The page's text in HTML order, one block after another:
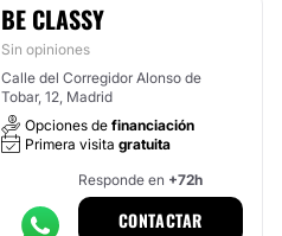
BE CLASSY
Sin opiniones
Calle del Corregidor Alonso de
Tobar, 12, Madrid
Opciones de financiación
Primera visita gratuita
Responde en +72h
CONTACTAR